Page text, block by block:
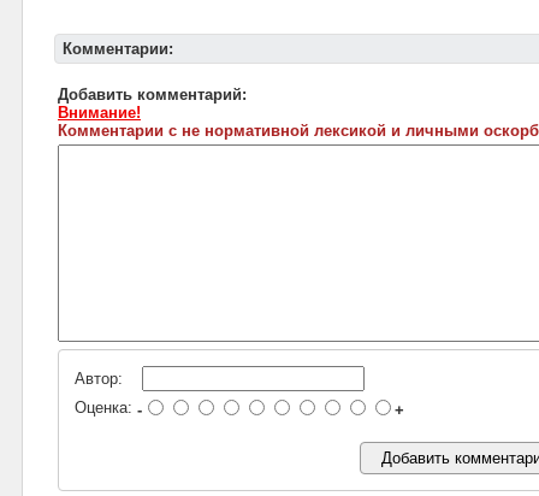
Комментарии:
Добавить комментарий:
Внимание!
Комментарии с не нормативной лексикой и личными
Автор:
Оценка: - +